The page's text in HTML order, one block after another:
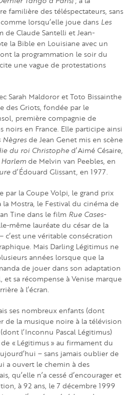
familière des téléspectateurs, sans
lorsqu’elle joue dans Les
de Claude Santelli et Jean-
la Bible en Louisiane avec un
la programmation le soir du
une vague de protestations
Sarah Maldoror et Toto Bissainthe
des Griots, fondée par le
première compagnie de
noirs en France. Elle participe ainsi
Nègres de Jean Genet mis en scène
du roi Christophe d’Aimé Césaire,
de Melvin van Peebles, en
d’Édouard Glissant, en 1977.
par la Coupe Volpi, le grand prix
Mostra, le Festival du cinéma de
Tine dans le film Rue Cases-
même lauréate du césar de la
une véritable consécration
Mais Darling Légitimus ne
années lorsque que la
de jouer dans son adaptation
sa récompense à Venise marque
à l’écran.
ses nombreux enfants (dont
de la musique noire à la télévision
l’Inconnu Pascal Légitimus)
« Légitimus » au firmament du
– sans jamais oublier de
a ouvert le chemin à des
qu’elle n’a cessé d’encourager et
à 92 ans, le 7 décembre 1999